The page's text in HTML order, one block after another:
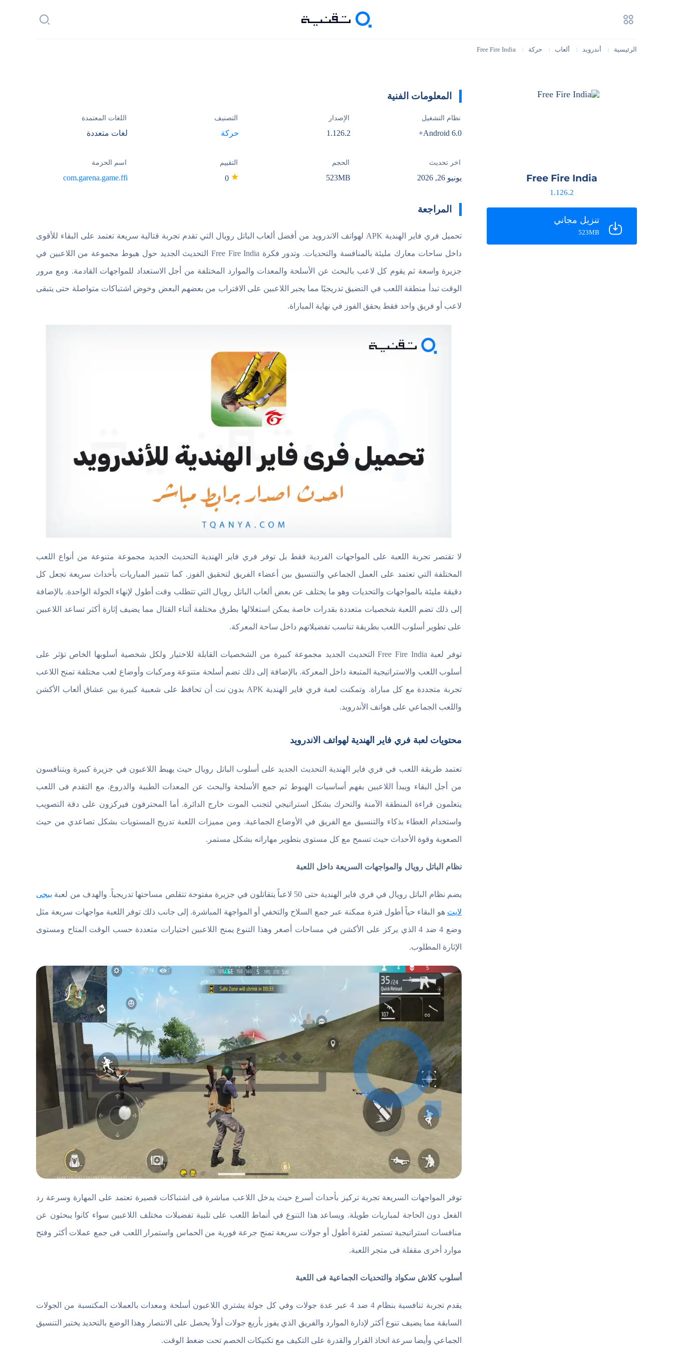
الرئيسية أندرويد ألعاب حركة Free Fire India
Free Fire India
1.126.2
تنزيل مجاني
523MB
المعلومات الفنية
نظام التشغيل
Android 6.0+
الإصدار
1.126.2
التصنيف
حركة
اللغات المعتمدة
لغات متعددة
آخر تحديث
يونيو 26, 2026
الحجم
523MB
التقييم اسم الحزمة
com.garena.game.ffi
المراجعة
تحميل فري فاير الهندية APK لهواتف الاندرويد من أفضل ألعاب الباتل رويال التي تقدم تجربة قتالية سريعة تعتمد على البقاء للأقوى
داخل ساحات معارك مليئة بالمنافسة والتحديات. وتدور فكرة Free Fire India التحديث الجديد حول هبوط مجموعة من اللاعبين في
جزيرة واسعة ثم يقوم كل لاعب بالبحث عن الأسلحة والمعدات والموارد المختلفة من أجل الاستعداد للمواجهات القادمة. ومع مرور
الوقت تبدأ منطقة اللعب في التضيق تدريجيًا مما يجبر اللاعبين على الاقتراب من بعضهم البعض وخوض اشتباكات متواصلة حتى يتبقى
لاعب أو فريق واحد فقط يحقق الفوز في نهاية المباراة.
لا تقتصر تجربة اللعبة على المواجهات الفردية فقط بل توفر فري فاير الهندية التحديث الجديد مجموعة متنوعة من أنواع اللعب
المختلفة التي تعتمد على العمل الجماعي والتنسيق بين أعضاء الفريق لتحقيق الفوز. كما تتميز المباريات بأحداث سريعة تجعل كل
دقيقة مليئة بالمواجهات والتحديات وهو ما يختلف عن بعض ألعاب الباتل رويال التي تتطلب وقت أطول لإنهاء الجولة الواحدة. بالإضافة
إلى ذلك تضم اللعبة شخصيات متعددة بقدرات خاصة يمكن استغلالها بطرق مختلفة أثناء القتال مما يضيف إثارة أكثر تساعد اللاعبين
على تطوير أسلوب اللعب بطريقة تناسب تفضيلاتهم داخل ساحة المعركة.
توفر لعبة Free Fire India التحديث الجديد مجموعة كبيرة من الشخصيات القابلة للاختيار ولكل شخصية أسلوبها الخاص تؤثر على
أسلوب اللعب والاستراتيجية المتبعة داخل المعركة. بالإضافة إلى ذلك تضم أسلحة متنوعة ومركبات وأوضاع لعب مختلفة تمنح اللاعب
تجربة متجددة مع كل مباراة. وتمكنت لعبة فري فاير الهندية APK بدون نت أن تحافظ على شعبية كبيرة بين عشاق ألعاب الأكشن
واللعب الجماعي على هواتف الأندرويد.
محتويات لعبة فري فاير الهندية لهواتف الاندرويد
تعتمد طريقة اللعب في فري فاير الهندية التحديث الجديد على أسلوب الباتل رويال حيث يهبط اللاعبون في جزيرة كبيرة ويتنافسون
من أجل البقاء ويبدأ اللاعبين بفهم أساسيات الهبوط ثم جمع الأسلحة والبحث عن المعدات الطبية والدروع. مع التقدم فى اللعب
يتعلمون قراءة المنطقة الآمنة والتحرك بشكل استراتيجي لتجنب الموت خارج الدائرة. أما المحترفون فيركزون على دقة التصويب
واستخدام الغطاء بذكاء والتنسيق مع الفريق في الأوضاع الجماعية. ومن مميزات اللعبة تدريج المستويات بشكل تصاعدي من حيث
الصعوبة وقوة الأحداث حيث تسمح مع كل مستوى بتطوير مهاراته بشكل مستمر.
نظام الباتل رويال والمواجهات السريعة داخل اللعبة
يضم نظام الباتل رويال في فري فاير الهندية حتى 50 لاعباً يتقاتلون في جزيرة مفتوحة تتقلص مساحتها تدريجياً. والهدف من لعبة ببجى
لايت هو البقاء حياً أطول فترة ممكنة عبر جمع السلاح والتخفي أو المواجهة المباشرة. إلى جانب ذلك توفر اللعبة مواجهات سريعة مثل
وضع 4 ضد 4 الذي يركز على الأكشن في مساحات أصغر وهذا التنوع يمنح اللاعبين اختيارات متعددة حسب الوقت المتاح ومستوى
الإثارة المطلوب.
توفر المواجهات السريعة تجربة تركيز بأحداث أسرع حيث يدخل اللاعب مباشرة فى اشتباكات قصيرة تعتمد على المهارة وسرعة رد
الفعل دون الحاجة لمباريات طويلة. ويساعد هذا التنوع في أنماط اللعب على تلبية تفضيلات مختلف اللاعبين سواء كانوا يبحثون عن
منافسات استراتيجية تستمر لفترة أطول أو جولات سريعة تمنح جرعة فورية من الحماس واستمرار اللعب فى جمع عملات أكثر وفتح
موارد أخرى مقفلة فى متجر اللعبة.
أسلوب كلاش سكواد والتحديات الجماعية فى اللعبة
يقدم تجربة تنافسية بنظام 4 ضد 4 عبر عدة جولات وفي كل جولة يشتري اللاعبون أسلحة ومعدات بالعملات المكتسبة من الجولات
السابقة مما يضيف تنوع أكثر لإدارة الموارد والفريق الذي يفوز بأربع جولات أولاً يحصل على الانتصار وهذا الوضع بالتحديد يختبر التنسيق
الجماعي وأيضا سرعة اتخاذ القرار والقدرة على التكيف مع تكتيكات الخصم تحت ضغط الوقت.